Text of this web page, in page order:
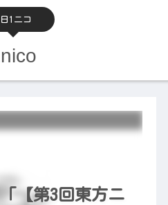
1ニコ
【第3回東方ニ